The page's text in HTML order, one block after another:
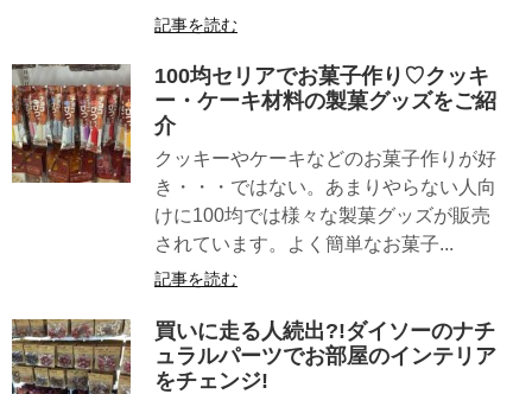
記事を読む
100均セリアでお菓子作り♡クッキ
ー・ケーキ材料の製菓グッズをご紹
介
クッキーやケーキなどのお菓子作りが好
き・・・ではない。あまりやらない人向
けに100均では様々な製菓グッズが販売
されています。よく簡単なお菓子...
記事を読む
買いに走る人続出?!ダイソーのナチ
ュラルパーツでお部屋のインテリア
をチェンジ!